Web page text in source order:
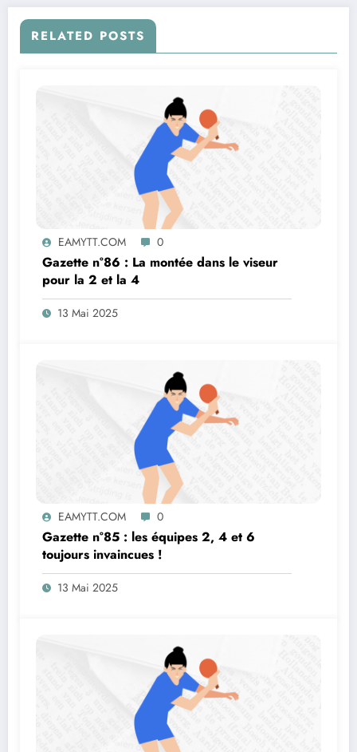
RELATED POSTS
EAMYTT.COM 0
Gazette n°86 : La montée dans le viseur
pour la 2 et la 4
13 Mai 2025
EAMYTT.COM 0
Gazette n°85 : les équipes 2, 4 et 6
toujours invaincues !
13 Mai 2025